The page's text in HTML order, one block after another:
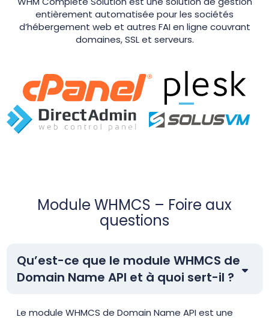
entièrement automatisée pour les sociétés
d’hébergement web et autres FAI en ligne couvrant
domaines, SSL et serveurs.
Module WHMCS – Foire aux
questions
Qu’est-ce que le module WHMCS de
Domain Name API et à quoi sert-il ?
Le module WHMCS de Domain Name API est une